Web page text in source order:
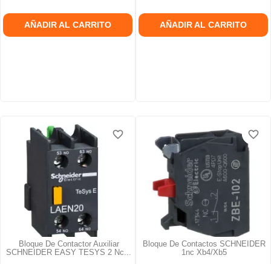
AÑADIR AL CARRITO AÑADIR AL CARRITO
Bloque De Contactor Auxiliar
SCHNEIDER EASY TESYS 2 Nc...
favorite_border
favorite_border
favorite_border
Bloque De Contactos SCHNEIDER
1nc Xb4/xb5
favorite_border
favorite_border
favorite_border